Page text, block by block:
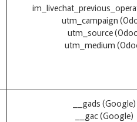
utm_campaign
utm_source
utm_medium
__gads (Google)
__gac (Google)